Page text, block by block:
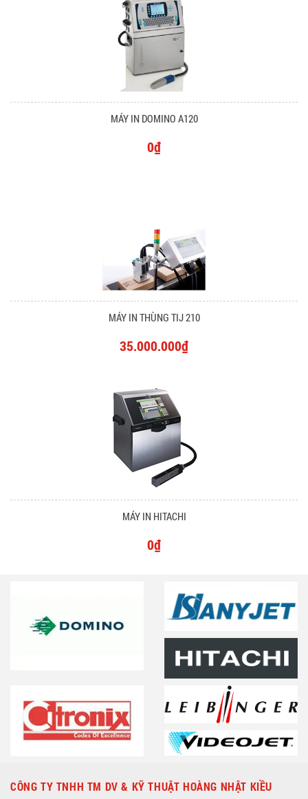
MÁY IN DOMINO A120
0₫
MÁY IN THÙNG TIJ 210
35.000.000₫
MÁY IN HITACHI
0₫
CÔNG TY TNHH TM DV & KỸ THUẬT HOÀNG NHẬT KIỀU